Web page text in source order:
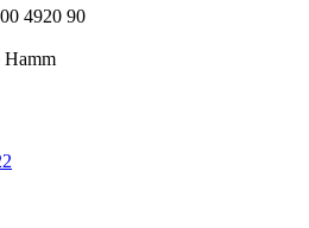
4920 90
Hamm